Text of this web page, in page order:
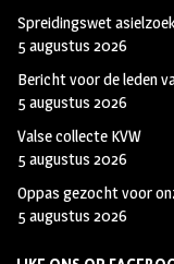
Spreidingswet
5 augustus 2026
Bericht voor de leden
5 augustus 2026
Valse collecte KVW
5 augustus 2026
Oppas gezocht voor
5 augustus 2026